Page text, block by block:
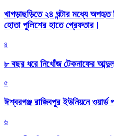
খাগড়াছড়িতে ২৪ ঘন্টার মধ্যে
হোতা পুলিশের হাতে গ্রেফতার।
৪
৮ বছর ধরে নিখোঁজ টেকনাফের
৫
ঈশ্বরগঞ্জ রাজিবপুর ইউনিয়নে ওয়ার্ড
৬